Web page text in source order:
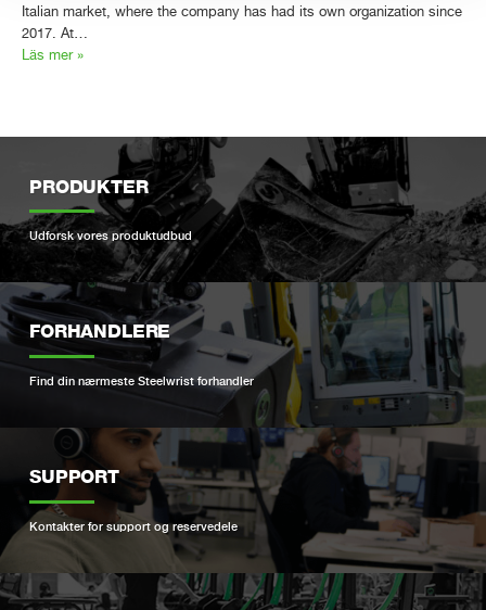
Italian market, where the company has had its own organization since
2017. At…
Läs mer »
PRODUKTER
Udforsk vores produktudbud
FORHANDLERE
Find din nærmeste Steelwrist forhandler
SUPPORT
Kontakter for support og reservedele